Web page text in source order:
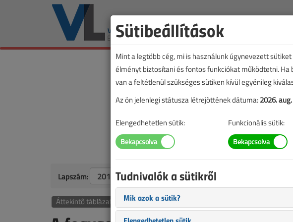
Lapszám:
Áttekintő táblázat alapján Eszközeink
Sütibeállítások
Mint a legtöbb cég, mi is használunk úgynevezett
élményt biztosítani és fontos funkciókat működtetni. Ha
van a feltétlenül szükséges sütiken kívül egyénileg
Az ön jelenlegi státusza létrejöttének dátuma:2026.
Elengedhetetlen sütik: Funkcionális sütik:
Tudnivalók a sütikről
Mik azok a sütik?